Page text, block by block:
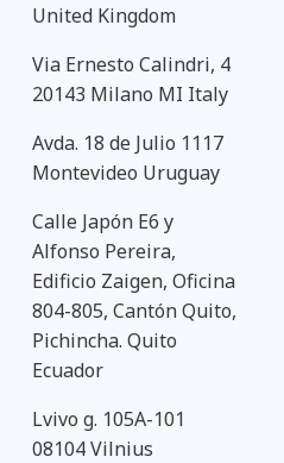
United Kingdom
Via Ernesto Calindri, 4
20143 Milano MI Italy
Avda. 18 de Julio 1117
Montevideo Uruguay
Calle Japón E6 y
Alfonso Pereira,
Edificio Zaigen, Oficina
804-805, Cantón Quito,
Pichincha. Quito
Ecuador
Lvivo g. 105A-101
08104 Vilnius